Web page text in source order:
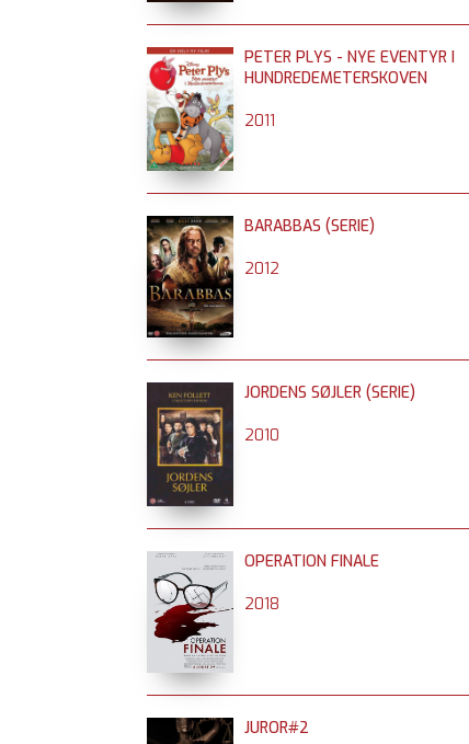
PETER PLYS - NYE EVENTYR I
HUNDREDEMETERSKOVEN
2011
BARABBAS (SERIE)
2012
JORDENS SØJLER (SERIE)
2010
OPERATION FINALE
2018
JUROR#2